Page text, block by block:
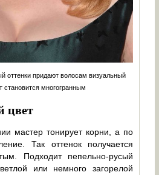
оттенки придают волосам визуальный
становится многогранным
цвет
мастер тонирует корни, а по
Так оттенок получается
Подходит пепельно-русый
или немного загорелой